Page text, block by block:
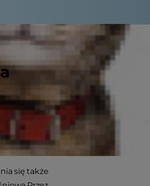
się także